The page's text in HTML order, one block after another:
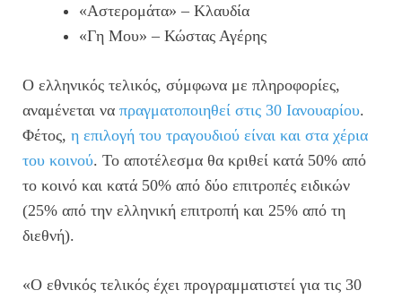
«Αστερομάτα» – Κλαυδία
«Γη Μου» – Κώστας Αγέρης
Ο ελληνικός τελικός, σύμφωνα με πληροφορίες,
αναμένεται να πραγματοποιηθεί στις 30 Ιανουαρίου.
Φέτος, η επιλογή του τραγουδιού είναι και στα χέρια
του κοινού. Το αποτέλεσμα θα κριθεί κατά 50% από
το κοινό και κατά 50% από δύο επιτροπές ειδικών
(25% από την ελληνική επιτροπή και 25% από τη
διεθνή).
«Ο εθνικός τελικός έχει προγραμματιστεί για τις 30